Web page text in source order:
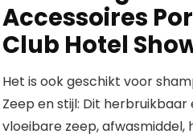
Accessoires
Club Hotel
Het is ook geschikt voor
Zeep en stijl: Dit
vloeibare zeep, afwasmiddel,